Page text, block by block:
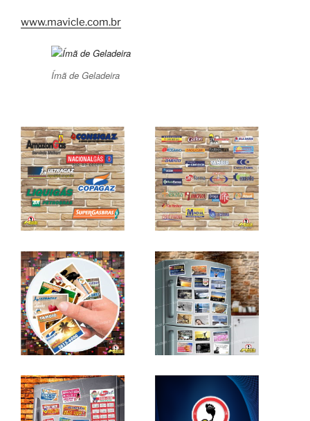
www.mavicle.com.br
Ímã de Geladeira